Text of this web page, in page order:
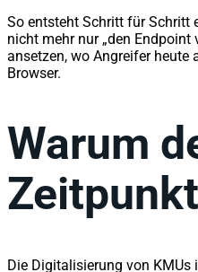
So entsteht Schritt für Schritt
nicht mehr nur „den Endpoint
ansetzen, wo Angreifer heute
Browser.
Warum
Die Digitalisierung von KMUs